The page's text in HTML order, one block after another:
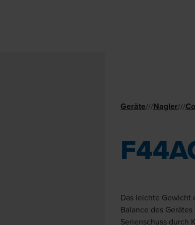
Geräte///Nagler///
Das leichte Gewicht
Balance des
Serienschuss durch